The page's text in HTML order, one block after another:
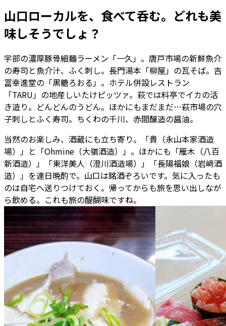
山口ローカルを、食べて呑む。どれも美
味しそうでしょ？
宇部の濃厚豚骨細麺ラーメン「一久」。唐戸市場の新鮮魚介
の寿司と魚介汁、ふく刺し。長門湯本「柳屋」の瓦そば。吉
冨幸進堂の「黒糖ろおる」。ホテル併設レストラン
「TARU」の地産しいたけピッツァ。萩では料亭でイカの活
き造り。どんどんのうどん。ほかにもまだまだ…萩市場の穴
子刺しとふく寿司。ちくわの千川、赤間醸造の醤油。
当然のお楽しみ、酒蔵にも立ち寄り。「貴（永山本家酒造
場）」と「Ohmine（大嶺酒造）」。ほかにも「雁木（八百
新酒造）」「東洋美人（澄川酒造場）」「長陽福娘（岩﨑酒
造）」を連日晩酌で。山口は銘酒ぞろいです。気に入ったも
のは自宅へ送りつけておく。帰ってからも旅を思い出しなが
ら飲める。これも旅の醍醐味ですね。